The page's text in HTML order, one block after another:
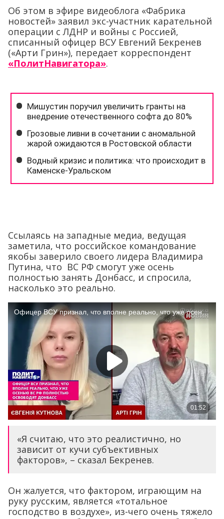
Об этом в эфире видеоблога «Фабрика
новостей» заявил экс-участник карательной
операции с ЛДНР и войны с Россией,
списанный офицер ВСУ Евгений Бекренев
(«Арти Грин»), передает корреспондент
«ПолитНавигатора».
Ссылаясь на западные медиа, ведущая
заметила, что российское командование
якобы заверило своего лидера Владимира
Путина, что ВС РФ смогут уже осень
полностью занять Донбасс, и спросила,
насколько это реально.
«Я считаю, что это реалистично, но
зависит от кучи субъективных
факторов», – сказал Бекренев.
Он жалуется, что фактором, играющим на
руку русским, является «тотальное
господство в воздухе», из-чего очень тяжело